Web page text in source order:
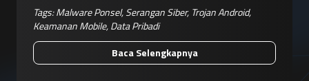
Tags:Malware Ponsel,Serangan Siber, Trojan Android,
Keamanan Mobile,Data Pribadi
Baca Selengkapnya